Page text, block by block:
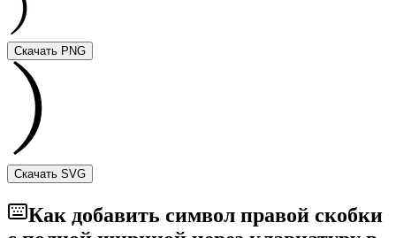
Скачать PNG
Скачать SVG
Как добавить символ правой скобки